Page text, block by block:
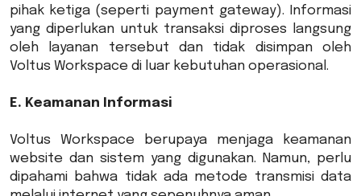
pihak ketiga (seperti payment gateway). Informasi
yang diperlukan untuk transaksi diproses langsung
oleh layanan tersebut dan tidak disimpan oleh
Voltus Workspace di luar kebutuhan operasional.
E. Keamanan Informasi
Voltus Workspace berupaya menjaga keamanan
website dan sistem yang digunakan. Namun, perlu
dipahami bahwa tidak ada metode transmisi data